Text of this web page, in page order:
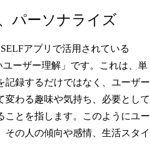
パーソナライズ
アプリで活用されている
ーザー理解」です。これは、単
記録するだけではなく、ユーザー
変わる趣味や気持ち、必要として
ことを指します。このようにユー
その人の傾向や感情、生活スタイ